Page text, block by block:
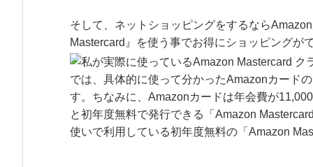
そして、ネットショッピングをするなら
Mastercard』を使う事でお得にショッピングが
では、具体的に使って分かったAmazonカード
す。ちなみに、Amazonカードは年会費が
と初年度無料で発行できる「Amazon
使いで利用している初年度無料の「Amazon